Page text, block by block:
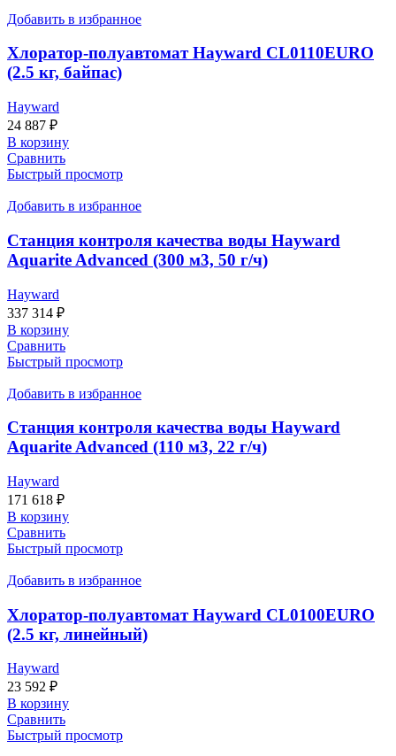
Добавить в избранное
Хлоратор-полуавтомат Hayward CL0110EURO
(2.5 кг, байпас)
Hayward
24 887 ₽
В корзину
Сравнить
Быстрый просмотр
Добавить в избранное
Станция контроля качества воды Hayward
Aquarite Advanced (300 м3, 50 г/ч)
Hayward
337 314 ₽
В корзину
Сравнить
Быстрый просмотр
Добавить в избранное
Станция контроля качества воды Hayward
Aquarite Advanced (110 м3, 22 г/ч)
Hayward
171 618 ₽
В корзину
Сравнить
Быстрый просмотр
Добавить в избранное
Хлоратор-полуавтомат Hayward CL0100EURO
(2.5 кг, линейный)
Hayward
23 592 ₽
В корзину
Сравнить
Быстрый просмотр